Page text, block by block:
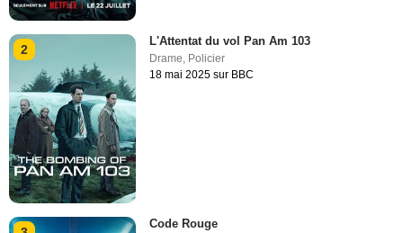
2
L'Attentat du vol Pan Am 103
Drame Policier
18 mai 2025 sur BBC
Code Rouge